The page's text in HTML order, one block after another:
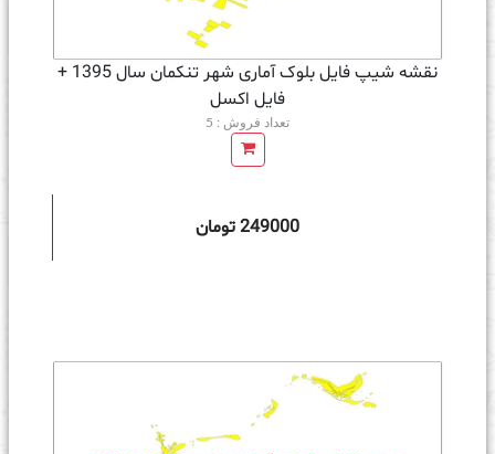
نقشه شیپ فایل بلوک آماری شهر تنکمان سال 1395 +
فايل اكسل
تعداد فروش : 5
249000 تومان